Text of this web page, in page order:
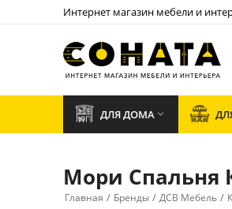
Интернет магазин мебели и
ДЛЯ ДОМА 
Мори Спальня
Главная / Бренды / ДСВ Мебель /